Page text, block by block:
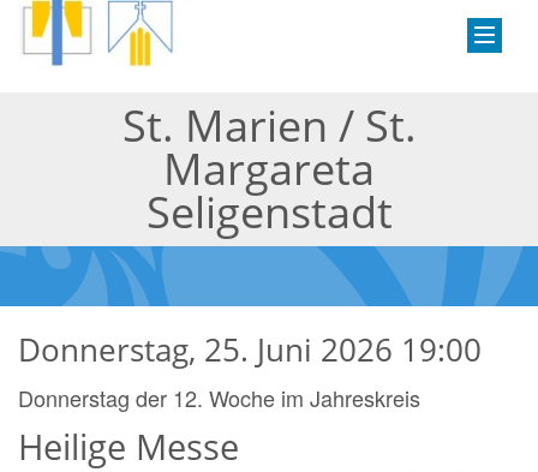
St. Marien / St.
Margareta
Seligenstadt
Heilige Messe
Donnerstag, 25. Juni 2026 19:00
Donnerstag der 12. Woche im Jahreskreis